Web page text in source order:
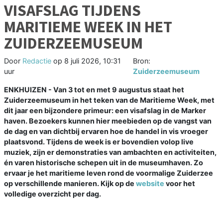
VISAFSLAG TIJDENS
MARITIEME WEEK IN HET
ZUIDERZEEMUSEUM
Door Redactie op 8 juli 2026, 10:31
uur
Bron:
Zuiderzeemuseum
ENKHUIZEN - Van 3 tot en met 9 augustus staat het
Zuiderzeemuseum in het teken van de Maritieme Week, met
dit jaar een bijzondere primeur: een visafslag in de Marker
haven. Bezoekers kunnen hier meebieden op de vangst van
de dag en van dichtbij ervaren hoe de handel in vis vroeger
plaatsvond. Tijdens de week is er bovendien volop live
muziek, zijn er demonstraties van ambachten en activiteiten,
én varen historische schepen uit in de museumhaven. Zo
ervaar je het maritieme leven rond de voormalige Zuiderzee
op verschillende manieren. Kijk op de website voor het
volledige overzicht per dag.